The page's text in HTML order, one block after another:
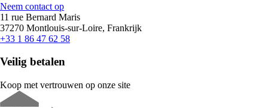
Neem contact op
11 rue Bernard Maris
37270 Montlouis-sur-Loire, Frankrijk
+33 1 86 47 62 58
Veilig betalen
Koop met vertrouwen op onze site